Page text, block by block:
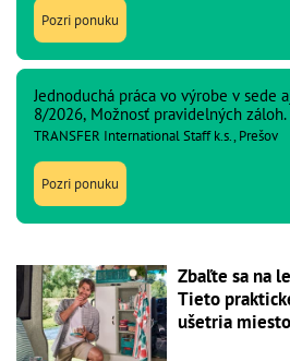
Pozri ponuku
Jednoduchá práca vo výrobe v sede
8/2026, Možnosť pravidelných záloh.
TRANSFER International Staff k.s., Prešov
Pozri ponuku
Zbaľte sa na
Tieto
ušetria